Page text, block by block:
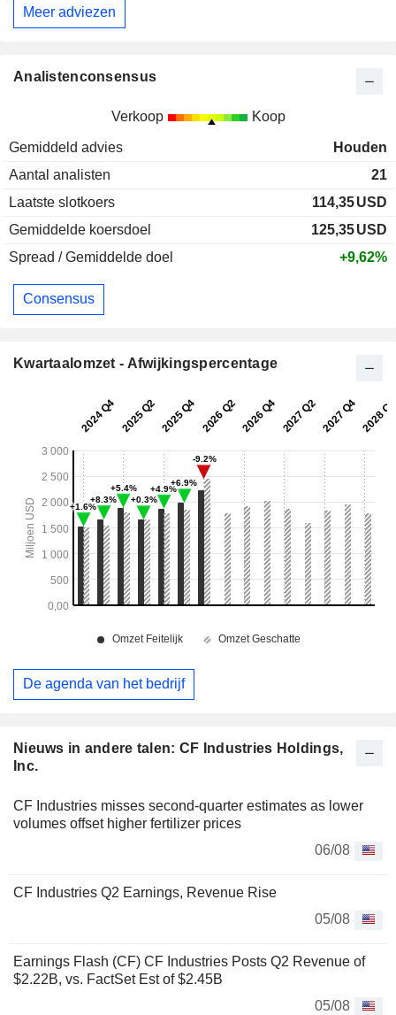
Nieuws in andere talen: CF Industries Holdings,
Inc.
CF Industries misses second-quarter estimates as lower
volumes offset higher fertilizer prices
06/08
CF Industries Q2 Earnings, Revenue Rise
05/08
Earnings Flash (CF) CF Industries Posts Q2 Revenue of
$2.22B, vs. FactSet Est of $2.45B
05/08
Meer adviezen
Analistenconsensus
Verkoop Koop
Gemiddeld advies
Houden
Aantal analisten
21
Laatste slotkoers
114,35USD
Gemiddelde koersdoel
125,35USD
Spread / Gemiddelde doel
+9,62%
Consensus
Kwartaalomzet - Afwijkingspercentage
De agenda van het bedrijf